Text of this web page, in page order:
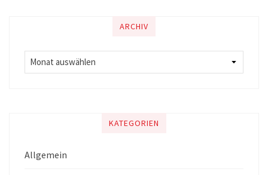
ARCHIV
KATEGORIEN
Allgemein